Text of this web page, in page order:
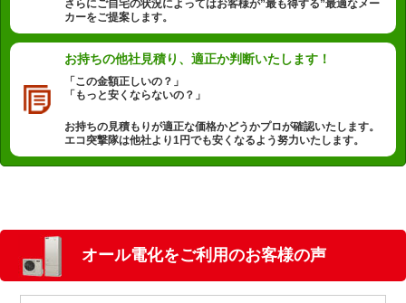
さらにご自宅の状況によってはお客様が”最も得する”最適なメー
カーをご提案します。
お持ちの他社見積り、 適正か判断いたします！
「この金額正しいの？」
「もっと安くならないの？」
お持ちの見積もりが適正な価格かどうかプロが確認いたします。
エコ突撃隊は他社より1円でも安くなるよう努力いたします。
オール電化をご利用のお客様の声